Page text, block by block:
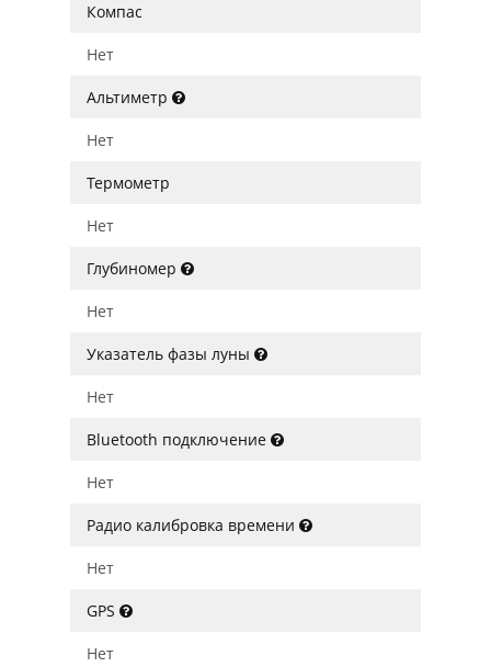
Компас
Нет
Альтиметр
Нет
Термометр
Нет
Глубиномер
Нет
Указатель фазы луны
Нет
Bluetooth подключение
Нет
Радио калибровка времени
Нет
GPS
Нет